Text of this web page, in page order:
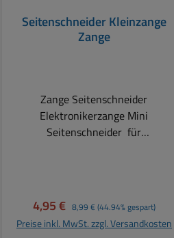
Seitenschneider Kleinzange
Zange
Zange Seitenschneider
Elektronikerzange Mini
Seitenschneider für
Verkaufspreis:
4,95 € Regulärer Preis:
8,99 € (44.94% gespart)
Preise inkl. MwSt. zzgl. Versandkosten